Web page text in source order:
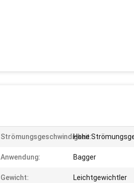
Strömungsgeschwindigkeit:
Hohe
Anwendung: Bagger
Gewicht: Leichtgewichtler